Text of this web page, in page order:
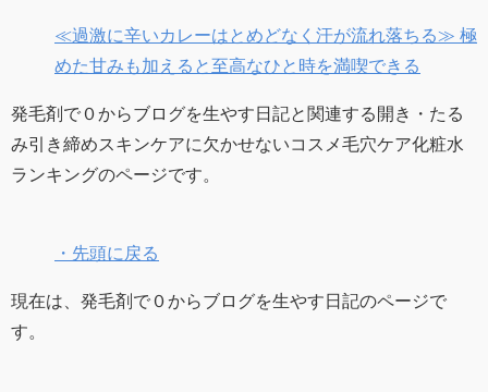
≪過激に辛いカレーはとめどなく汗が流れ落ちる≫ 極
めた甘みも加えると至高なひと時を満喫できる
発毛剤で０からブログを生やす日記と関連する開き・たる
み引き締めスキンケアに欠かせないコスメ毛穴ケア化粧水
ランキングのページです。
・先頭に戻る
現在は、発毛剤で０からブログを生やす日記のページで
す。